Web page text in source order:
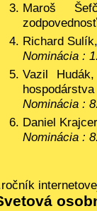
Maroš
Richard
Nominácia :
Vazil
hospodárstva
Nominácia :
Daniel
Nominácia :